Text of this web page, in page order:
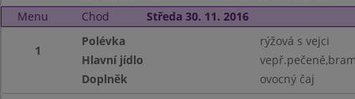
Menu
Chod Středa 30. 11. 2016
1
Polévka
rýžová s vejci
Hlavní jídlo
Doplněk
ovocný čaj